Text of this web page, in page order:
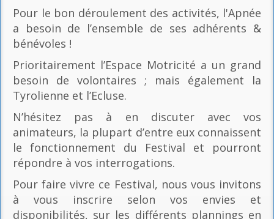
Pour le bon déroulement des activités, l'Apnée
a besoin de l’ensemble de ses adhérents &
bénévoles !
Prioritairement l’Espace Motricité a un grand
besoin de volontaires ; mais également la
Tyrolienne et l’Ecluse.
N’hésitez pas à en discuter avec vos
animateurs, la plupart d’entre eux connaissent
le fonctionnement du Festival et pourront
répondre à vos interrogations.
Pour faire vivre ce Festival, nous vous invitons
à vous inscrire selon vos envies et
disponibilités, sur les différents plannings en